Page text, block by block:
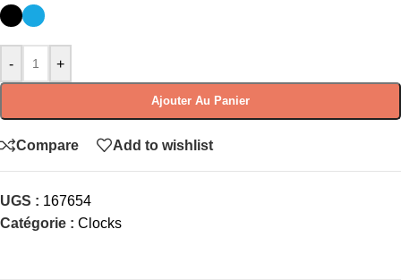
- +
Ajouter Au Panier
Compare Add to wishlist
UGS : 167654
Catégorie : Clocks